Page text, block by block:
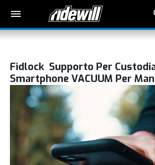
Fidlock Supporto Per
Smartphone VACUUM Per